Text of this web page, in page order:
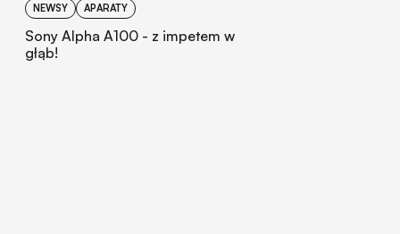
NEWSY APARATY
Sony Alpha A100 - z impetem w
głąb!